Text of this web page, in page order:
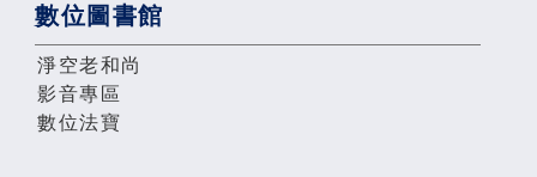
數位圖書館
淨空老和尚
影音專區
數位法寶